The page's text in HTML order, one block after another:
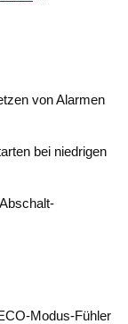
von Alarmen
bei niedrigen
Modus-Fühler